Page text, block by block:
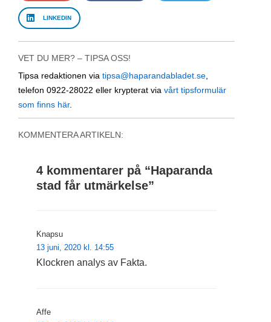
LINKEDIN
VET DU MER? – TIPSA OSS!
Tipsa redaktionen via tipsa@haparandabladet.se
telefon 0922-28022 eller krypterat via vårt tipsformulär
som finns här.
KOMMENTERA ARTIKELN:
4 kommentarer på “Haparanda
stad får utmärkelse”
Knapsu
13 juni, 2020 kl. 14:55
Klockren analys av Fakta.
Affe